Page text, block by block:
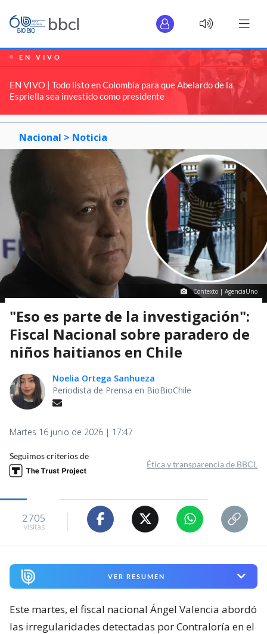
EN VIVO
EN VIVO | Todo listo en Colombia para que Abelardo de la
Espriella sea investido como presidente
Nacional > Noticia
Contexto | AgenciaUno
"Eso es parte de la investigación":
Fiscal Nacional sobre paradero de
niños haitianos en Chile
Noelia Ortega Sanhueza
Periodista de Prensa en BioBioChile
Martes 16 junio de 2026 | 17:47
Seguimos criterios de
Ética y transparencia de BBCL
2705
visitas
VER RESUMEN
Este martes, el fiscal nacional Ángel Valencia abordó
las irregularidades detectadas por Contraloría en el